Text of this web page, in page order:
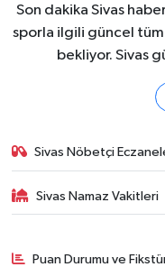
Son dakika Sivas
sporla ilgili güncel tüm
bekliyor. Sivas
Sivas Nöbetçi
Sivas Namaz Vakitleri
Puan Durumu ve